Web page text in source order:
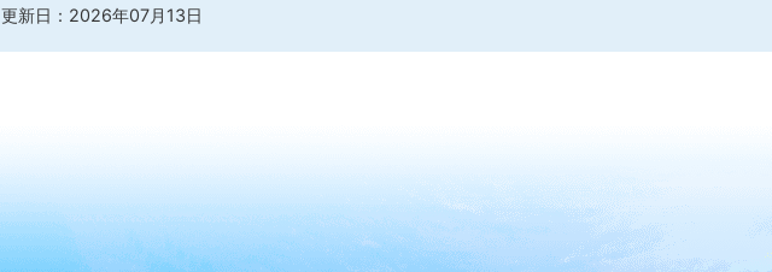
更新日：2026年07月13日